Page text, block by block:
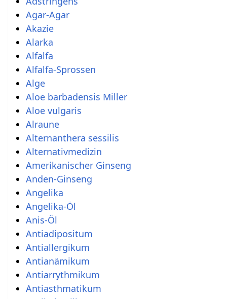
Agar-Agar
Akazie
Alarka
Alfalfa
Alfalfa-Sprossen
Alge
Aloe barbadensis Miller
Aloe vulgaris
Alraune
Alternanthera sessilis
Alternativmedizin
Amerikanischer Ginseng
Anden-Ginseng
Angelika
Angelika-Öl
Anis-Öl
Antiadipositum
Antiallergikum
Antianämikum
Antiarrythmikum
Antiasthmatikum